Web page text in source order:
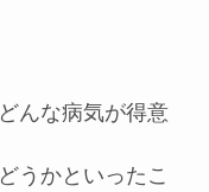
んな病気が得意
うかといったこ